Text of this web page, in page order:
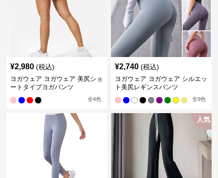
¥2,980 (税込)
ヨガウェア ヨガウェア 美尻ショ
ートタイプヨガパンツ
全4色
¥2,740 (税込)
ヨガウェア ヨガウェア シルエッ
ト美尻レギンスパンツ
全9色
人気